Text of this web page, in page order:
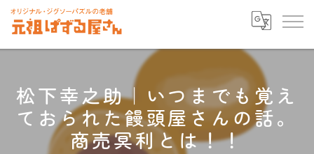
松下幸之助｜いつまでも覚え
ておられた饅頭屋さんの話。
商売冥利とは！！